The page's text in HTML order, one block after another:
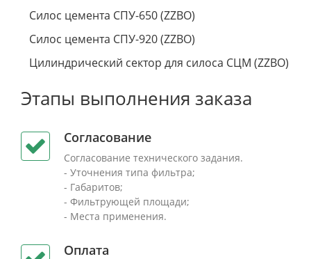
Силос цемента СПУ-650 (ZZBO)
Силос цемента СПУ-920 (ZZBO)
Цилиндрический сектор для силоса СЦМ (ZZBO)
Этапы выполнения заказа
Согласование
Согласование технического задания.
- Уточнения типа фильтра;
- Габаритов;
- Фильтрующей площади;
- Места применения.
Оплата